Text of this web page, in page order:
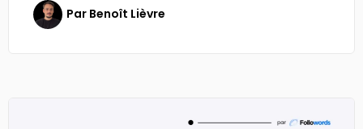
Par Benoît Lièvre